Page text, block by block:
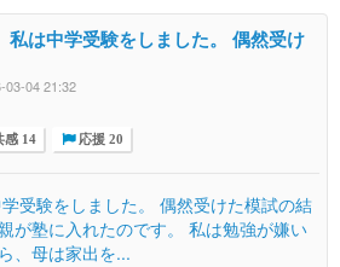
私は中学受験をしました。 偶然受け
03-04 21:32
感 14 応援 20
受験をしました。 偶然受けた模試の結
が塾に入れたのです。 私は勉強が嫌い
、母は家出を...